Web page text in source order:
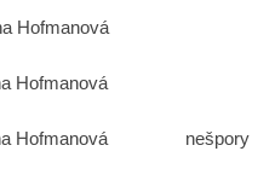
Hofmanová
nešpory